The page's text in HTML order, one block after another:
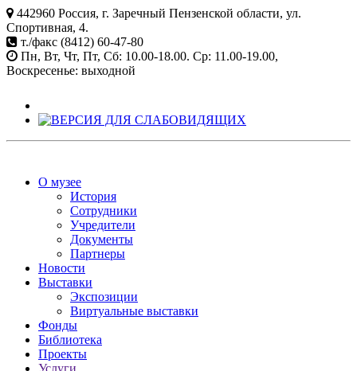
442960 Россия, г. Заречный Пензенской области, ул.
Спортивная, 4.
т./факс (8412) 60-47-80
Пн, Вт, Чт, Пт, Сб: 10.00-18.00. Ср: 11.00-19.00,
Воскресенье: выходной
О музее
История
Сотрудники
Учредители
Документы
Партнеры
Новости
Выставки
Экспозиции
Виртуальные выставки
Фонды
Библиотека
Проекты
Услуги